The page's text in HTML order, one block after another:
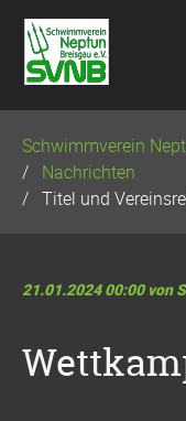
überspringen
Schwimmverein
Nachrichten
Titel und
21.01.2024 00:00von